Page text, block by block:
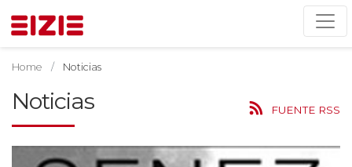
Home Noticias
Noticias FUENTE RSS